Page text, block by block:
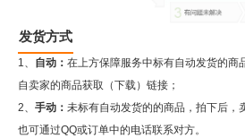
发货方式
1、 自动： 在上方保障服务中标有自动发货的商
自卖家的商品获取（下载）链接；
2、 手动： 未标有自动发货的的商品，拍下后，
也可通过QQ或订单中的电话联系对方。